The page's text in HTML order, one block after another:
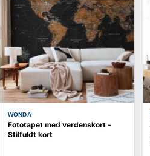
WONDA
Fototapet med verdenskort -
Stilfuldt kort